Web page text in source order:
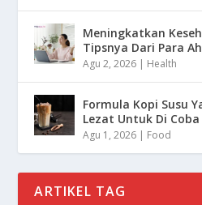
Meningkatkan
Tipsnya Dari Para
Agu 2, 2026 | Health
Formula Kopi Susu
Lezat Untuk Di Coba
Agu 1, 2026 | Food
ARTIKEL TAG